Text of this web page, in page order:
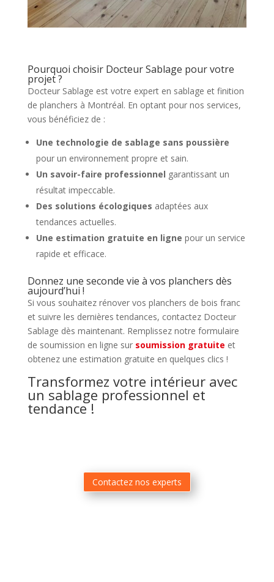
Pourquoi choisir Docteur Sablage pour votre
projet ?
Docteur Sablage est votre expert en sablage et finition
de planchers à Montréal. En optant pour nos services,
vous bénéficiez de :
Une technologie de sablage sans poussière
pour un environnement propre et sain.
Un savoir-faire professionnel garantissant un
résultat impeccable.
Des solutions écologiques adaptées aux
tendances actuelles.
Une estimation gratuite en ligne pour un service
rapide et efficace.
Donnez une seconde vie à vos planchers dès
aujourd’hui !
Si vous souhaitez rénover vos planchers de bois franc
et suivre les dernières tendances, contactez Docteur
Sablage dès maintenant. Remplissez notre formulaire
de soumission en ligne sur soumission gratuite et
obtenez une estimation gratuite en quelques clics !
Transformez votre intérieur avec
un sablage professionnel et
tendance !
Contactez nos experts